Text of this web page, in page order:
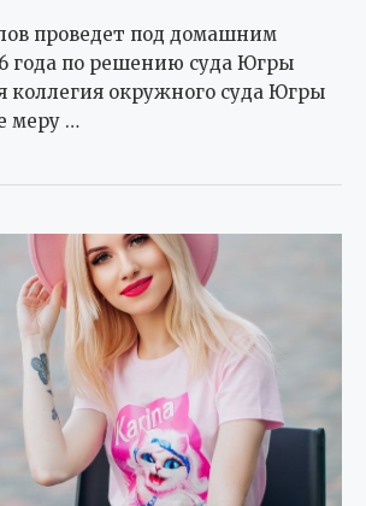
проведет под домашним
года по решению суда Югры
коллегия окружного суда Югры
меру …